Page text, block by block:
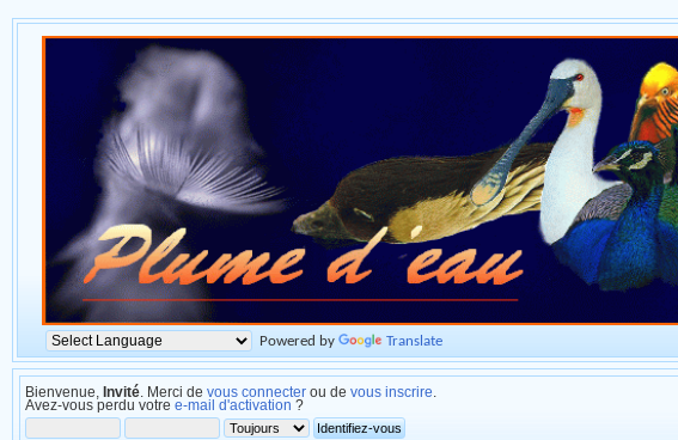
Powered by Translate
Bienvenue, Invité . Merci de vous connecter ou de vous inscrire
Avez-vous perdu votre e-mail d'activation ?